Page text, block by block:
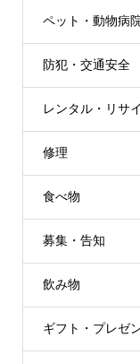
ペット・動物病
防犯・交通安全
レンタル・リサ
修理
食べ物
募集・告知
飲み物
ギフト・プレゼ